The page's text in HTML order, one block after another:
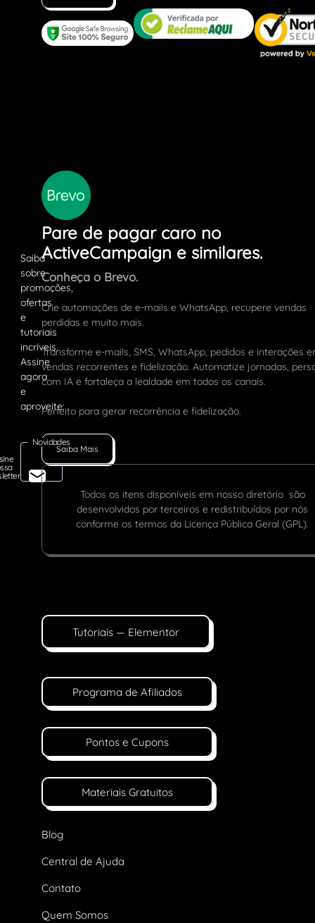
Novidades
Pare de pagar caro no
ActiveCampaign e similares.
Conheça o Brevo.
Crie automações de e-mails e WhatsApp, recupere vendas
perdidas e muito mais.
Transforme e-mails, SMS, WhatsApp, pedidos e interações
vendas recorrentes e fidelização. Automatize jornadas,
com IA e fortaleça a lealdade em todos os canais.
Perfeito para gerar recorrência e fidelização.
Saiba Mais
Todos os itens disponíveis em nosso diretório são
desenvolvidos por terceiros e redistribuídos por nós
conforme os termos da Licença Pública Geral (GPL).
Tutoriais — Elementor
Programa de Afiliados
Pontos e Cupons
Materiais Gratuitos
Blog
Central de Ajuda
Contato
Quem Somos